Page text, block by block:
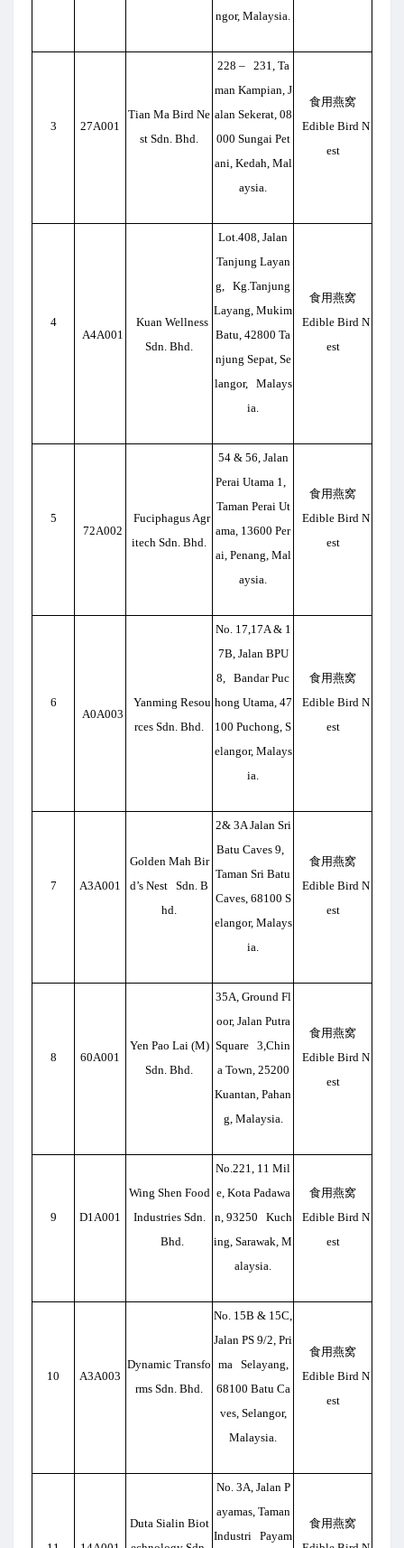
ngor, Malaysia.
3 27A001
Tian Ma Bird Ne
st Sdn. Bhd.
228 – 231, Ta
man Kampian, J
alan Sekerat, 08
000 Sungai Pet
ani, Kedah, Mal
aysia.
食用燕窝
Edible Bird N
est
4
A4A001
Kuan Wellness
Sdn. Bhd.
Lot.408, Jalan
Tanjung Layan
g, Kg.Tanjung
Layang, Mukim
Batu, 42800 Ta
njung Sepat, Se
langor, Malays
ia.
食用燕窝
Edible Bird N
est
5
72A002
Fuciphagus Agr
itech Sdn. Bhd.
54 & 56, Jalan
Perai Utama 1,
Taman Perai Ut
ama, 13600 Per
ai, Penang, Mal
aysia.
食用燕窝
Edible Bird N
est
6
A0A003
Yanming Resou
rces Sdn. Bhd.
No. 17,17A & 1
7B, Jalan BPU
8, Bandar Puc
hong Utama, 47
100 Puchong, S
elangor, Malays
ia.
食用燕窝
Edible Bird N
est
7 A3A001
Golden Mah Bir
d’s Nest Sdn. B
hd.
2& 3A Jalan Sri
Batu Caves 9,
Taman Sri Batu
Caves, 68100 S
elangor, Malays
ia.
食用燕窝
Edible Bird N
est
8 60A001
Yen Pao Lai (M)
Sdn. Bhd.
35A, Ground Fl
oor, Jalan Putra
Square 3,Chin
a Town, 25200
Kuantan, Pahan
g, Malaysia.
食用燕窝
Edible Bird N
est
9 D1A001
Wing Shen Food
Industries Sdn.
Bhd.
No.221, 11 Mil
e, Kota Padawa
n, 93250 Kuch
ing, Sarawak, M
alaysia.
食用燕窝
Edible Bird N
est
10 A3A003
Dynamic Transfo
rms Sdn. Bhd.
No. 15B & 15C,
Jalan PS 9/2, Pri
ma Selayang,
68100 Batu Ca
ves, Selangor,
Malaysia.
食用燕窝
Edible Bird N
est
Duta Sialin Biot
No. 3A, Jalan P
ayamas, Taman
Industri Payam
食用燕窝